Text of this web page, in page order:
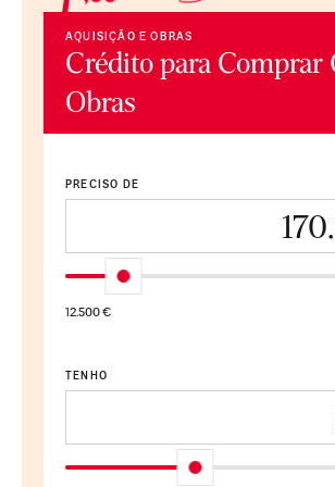
AQUISIÇÃO E OBRAS
Crédito para Comprar
Obras
PRECISO DE
12.500 €
TENHO